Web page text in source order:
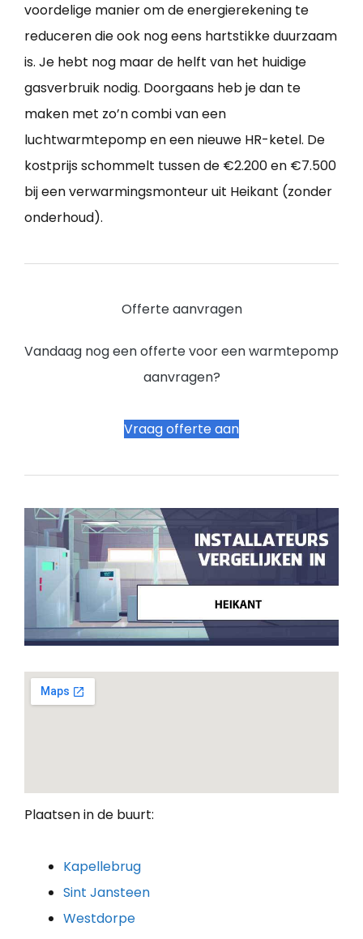
voordelige manier om de energierekening te
reduceren die ook nog eens hartstikke duurzaam
is. Je hebt nog maar de helft van het huidige
gasverbruik nodig. Doorgaans heb je dan te
maken met zo’n combi van een
luchtwarmtepomp en een nieuwe HR-ketel. De
kostprijs schommelt tussen de €2.200 en €7.500
bij een verwarmingsmonteur uit Heikant (zonder
onderhoud).
Offerte aanvragen
Vandaag nog een offerte voor een warmtepomp
aanvragen?
Vraag offerte aan
Plaatsen in de buurt:
Kapellebrug
Sint Jansteen
Westdorpe